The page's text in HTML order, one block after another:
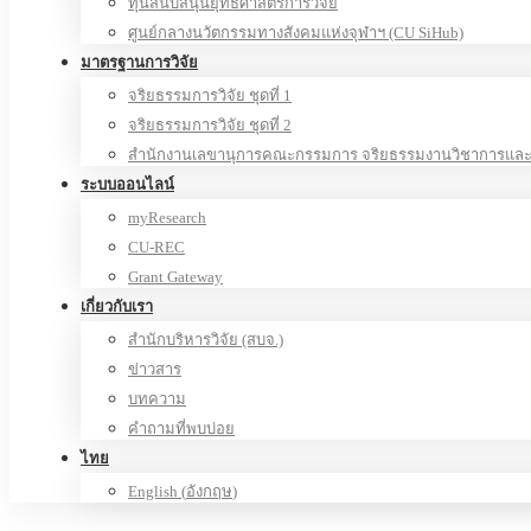
ศูนย์กลางนวัตกรรมทางสังคมแห่งจุฬาฯ (CU SiHub)
มาตรฐานการวิจัย
จริยธรรมการวิจัย ชุดที่ 1
จริยธรรมการวิจัย ชุดที่ 2
สำนักงานเลขานุการคณะกรรมการ จริยธรรมงานวิชาการแล
ระบบออนไลน์
myResearch
CU-REC
Grant Gateway
เกี่ยวกับเรา
สำนักบริหารวิจัย (สบจ.)
ข่าวสาร
บทความ
คำถามที่พบบ่อย
ไทย
English (อังกฤษ)